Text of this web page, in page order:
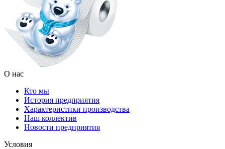
О нас
Кто мы
История предприятия
Характеристики производства
Наш коллектив
Новости предприятия
Условия